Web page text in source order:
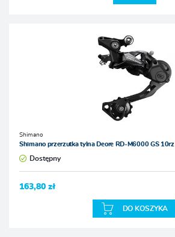
Shimano
Shimano przerzutka tylna Deore RD-M6000 GS 10rz
Dostępny
163,80 zł
DO KOSZYKA